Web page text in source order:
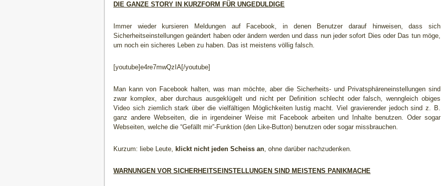
DIE GANZE STORY IN KURZFORM FÜR UNGEDULDIGE
Immer wieder kursieren Meldungen auf Facebook, in denen Benutzer darauf hinweisen, dass sich
Sicherheitseinstellungen geändert haben oder ändern werden und dass nun jeder sofort Dies oder Das tun möge,
um noch ein sicheres Leben zu haben. Das ist meistens völlig falsch.
[youtube]e4re7mwQzIA[/youtube]
Man kann von Facebook halten, was man möchte, aber die Sicherheits- und Privatsphäreneinstellungen sind
zwar komplex, aber durchaus ausgeklügelt und nicht per Definition schlecht oder falsch, wenngleich obiges
Video sich ziemlich stark über die vielfältigen Möglichkeiten lustig macht. Viel gravierender jedoch sind z. B.
ganz andere Webseiten, die in irgendeiner Weise mit Facebook arbeiten und Inhalte benutzen. Oder sogar
Webseiten, welche die “Gefällt mir”-Funktion (den Like-Button) benutzen oder sogar missbrauchen.
Kurzum: liebe Leute, klickt nicht jeden Scheiss an, ohne darüber nachzudenken.
WARNUNGEN VOR SICHERHEITSEINSTELLUNGEN SIND MEISTENS PANIKMACHE